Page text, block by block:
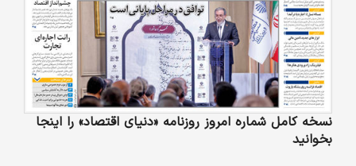
نسخه کامل شماره امروز روزنامه «دنیای‌ اقتصاد» را اینجا
بخوانید